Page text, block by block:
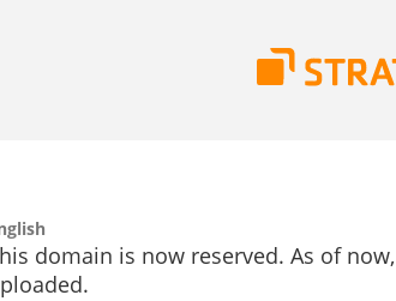
domain is now reserved. As of